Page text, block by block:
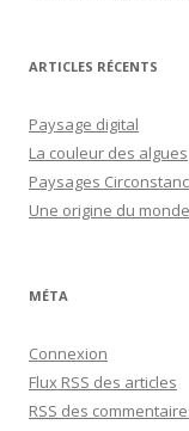
ARTICLES RÉCENTS
Paysage digital
La couleur des algues
Paysages
Une origine du
MÉTA
Connexion
Flux RSS des articles
RSS des